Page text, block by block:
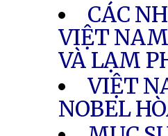
CÁC
VIỆT
VÀ LẠM
VIỆT
NOBEL